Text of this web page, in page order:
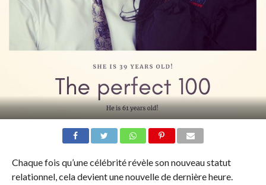
Chaque fois qu’une célébrité révèle son nouveau statut
relationnel, cela devient une nouvelle de dernière heure.